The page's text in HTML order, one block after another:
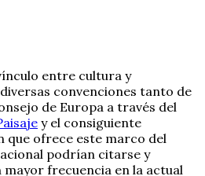
entre cultura y
convenciones tanto de
de Europa a través del
y el consiguiente
que ofrece este marco del
podrían citarse y
frecuencia en la actual